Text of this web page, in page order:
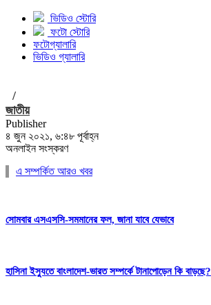
ভিডিও স্টোরি
ফটো স্টোরি
ফটোগ্যালারি
ভিডিও গ্যালারি
/
জাতীয়
Publisher
৪ জুন ২০২১, ৬:৪৮ পূর্বাহ্ন
অনলাইন সংস্করণ
এ সম্পর্কিত আরও খবর
সোমবার এসএসসি-সমমানের ফল, জানা যাবে যেভাবে
হাসিনা ইস্যুতে বাংলাদেশ-ভারত সম্পর্কে টানাপোড়েন কি বাড়ছে?